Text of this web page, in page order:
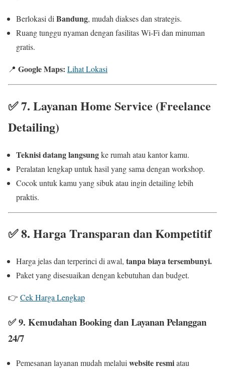
Berlokasi di Bandung, mudah diakses dan strategis.
Ruang tunggu nyaman dengan fasilitas Wi-Fi dan minuman
gratis.
📍 Google Maps: Lihat Lokasi
✅7. Layanan Home Service (Freelance
Detailing)
Teknisi datang langsungke rumah atau kantor kamu.
Peralatan lengkap untuk hasil yang sama dengan workshop.
Cocok untuk kamu yang sibuk atau ingin detailing lebih
praktis.
✅8. Harga Transparan dan Kompetitif
Harga jelas dan terperinci di awal, tanpa biaya tersembunyi.
Paket yang disesuaikan dengan kebutuhan dan budget.
👉 Cek Harga Lengkap
✅ 9. Kemudahan Booking dan Layanan Pelanggan
24/7
Pemesanan layanan mudah melalui website resmiatau